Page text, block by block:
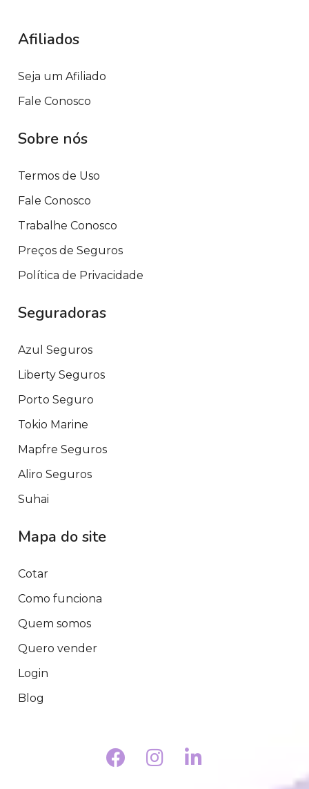
Mapa do site
Cotar
Como funciona
Quem somos
Quero vender
Login
Blog
Seguradoras
Azul Seguros
Liberty Seguros
Porto Seguro
Tokio Marine
Mapfre Seguros
Aliro Seguros
Suhai
Sobre nós
Termos de Uso
Fale Conosco
Trabalhe Conosco
Preços de Seguros
Política de Privacidade
Afiliados
Seja um Afiliado
Fale Conosco